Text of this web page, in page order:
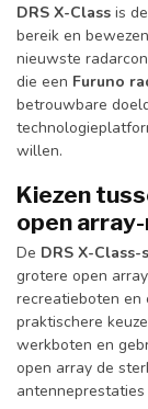
DRS X-Class is
bereik en
nieuwste
die een Furuno
betrouwbare
willen.
Kiezen
open
De DRS X-Class-
grotere open
recreatieboten en
praktischere
werkboten en
open array de